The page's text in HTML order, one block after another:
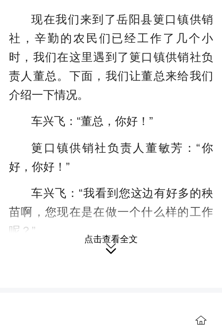
f
u
l
l
e
n
现在我们来到了岳阳县筻口镇供销
社，辛勤的农民们已经工作了几个小
时，我们在这里遇到了筻口镇供销社负
责人董总。下面，我们让董总来给我们
介绍一下情况。
车兴飞：“董总，你好！”
筻口镇供销社负责人董敏芳：“你
好，你好！”
车兴飞：“我看到您这边有好多的秧
苗啊，您现在是在做一个什么样的工作
呢？”
董敏芳：“现在的话，这里的秧苗都
秧的一个工作。那我们把这个秧苗卷秧
点击查看全文
